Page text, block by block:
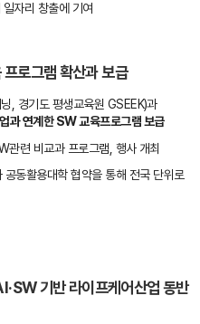
자리 창출에 기여
로그램 확산과 보급
, 경기도 평생교육원 GSEEK)과
과 연계한 SW 교육프로그램 보급
관련 비교과 프로그램, 행사 개최
동활용대학 협약을 통해 전국 단위로
기반 라이프케어산업 동반